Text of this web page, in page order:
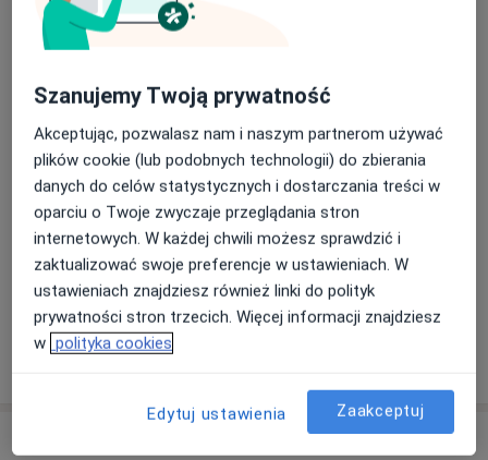
Badania profilaktyczne
EKG - elektrokardiografia
Szczegóły
Farmakoterapia
Szczegóły
+ 3 usługi
Szanujemy Twoją prywatność
Akceptując, pozwalasz nam i naszym partnerom używać
plików cookie (lub podobnych technologii) do zbierania
danych do celów statystycznych i dostarczania treści w
oparciu o Twoje zwyczaje przeglądania stron
internetowych. W każdej chwili możesz sprawdzić i
zaktualizować swoje preferencje w ustawieniach. W
ustawieniach znajdziesz również linki do polityk
prywatności stron trzecich. Więcej informacji znajdziesz
w polityka cookies
Edytuj ustawienia Zaakceptuj